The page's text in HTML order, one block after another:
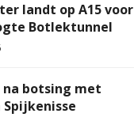
landt op A15 voor
Botlektunnel
botsing met